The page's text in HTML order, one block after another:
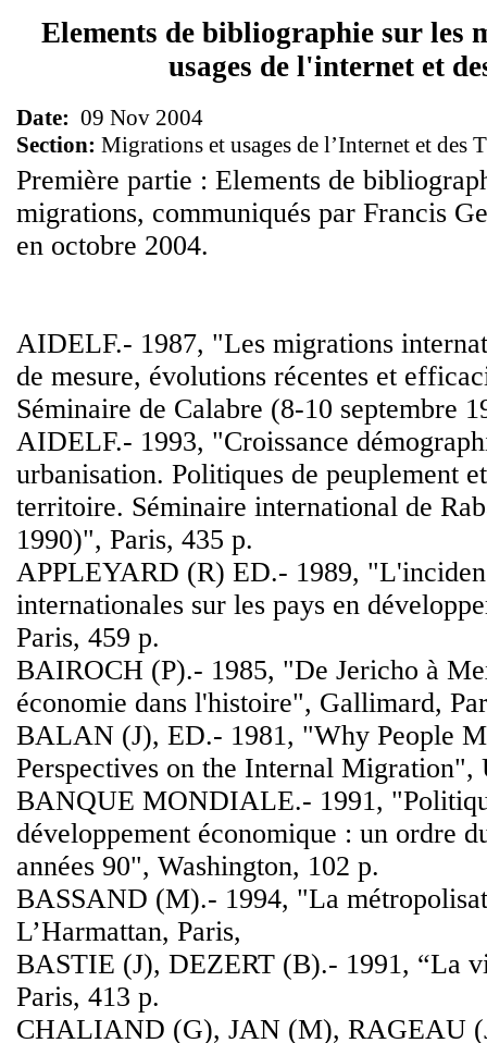
Elements de bibliographie sur les
usages de l'internet et
Date: 09 Nov 2004
Section: Migrations et usages de l’Internet et des
Première partie : Elements de
migrations, communiqués par Francis
en octobre 2004.
AIDELF.- 1987, "Les migrations
de mesure, évolutions récentes et
Séminaire de Calabre (8-10 septembre
AIDELF.- 1993, "Croissance
urbanisation. Politiques de peuplement
territoire. Séminaire international de
1990)", Paris, 435 p.
APPLEYARD (R) ED.- 1989,
internationales sur les pays en
Paris, 459 p.
BAIROCH (P).- 1985, "De Jericho à
économie dans l'histoire", Gallimard,
BALAN (J), ED.- 1981, "Why People
Perspectives on the Internal Migration",
BANQUE MONDIALE.- 1991,
développement économique : un ordre
années 90", Washington, 102 p.
BASSAND (M).- 1994, "La
L’Harmattan, Paris,
BASTIE (J), DEZERT (B).- 1991, “La
Paris, 413 p.
CHALIAND (G), JAN (M), RAGEAU